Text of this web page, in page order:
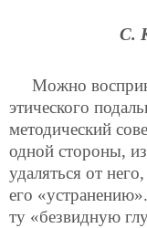
С.
Можно
этического
методический
одной стороны,
удаляться от
его
ту «безвидную